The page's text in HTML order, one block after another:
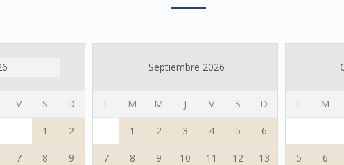
V S D
1 2
7 8 9
Septiembre 2026
L M M J V S D
1 2 3 4 5 6
7 8 9 10 11 12 13
L M
5 6